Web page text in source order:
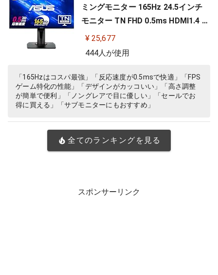
ミングモニター 165Hz 24.5インチ
モニター TN FHD 0.5ms HDMI1.4 Di
splayPort1.2 DVI-D スピーカー 高
さ調整 縦横回転 VG258QR-J
¥ 25,677
444人が使用
「165Hzはコスパ最強」「反応速度が0.5msで快適」「FPS
ゲーム特化の性能」「デザインがカッコいい」「高さ調整
が簡単で便利」「ノングレアで目に優しい」「セールでお
得に買える」「サブモニターにもおすすめ」
全てのランキングを見る
スポンサーリンク